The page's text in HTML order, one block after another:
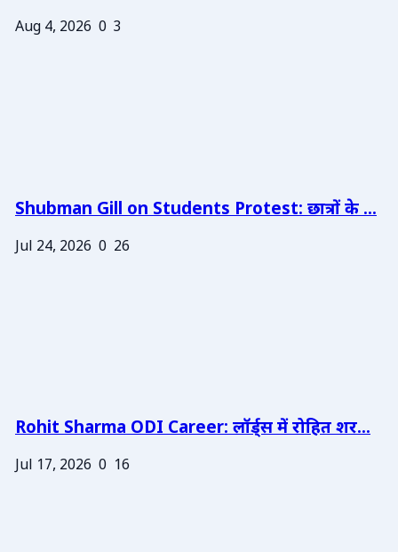
Aug 4, 2026 0 3
Shubman Gill on Students Protest: छात्रों के ...
Jul 24, 2026 0 26
Rohit Sharma ODI Career: लॉर्ड्स में रोहित शर...
Jul 17, 2026 0 16